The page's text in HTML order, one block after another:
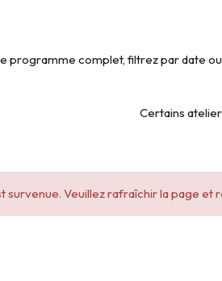
programme complet, filtrez par date
Certains
survenue. Veuillez rafraîchir la page